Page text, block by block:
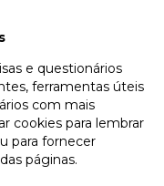
e questionários
ferramentas úteis
com mais
cookies para lembrar
para fornecer
páginas.